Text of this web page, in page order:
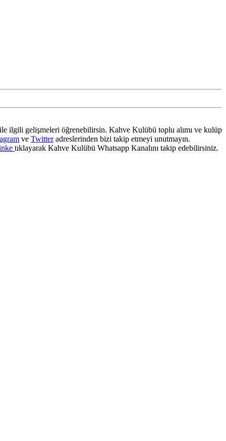
ile ilgili gelişmeleri öğrenebilirsin. Kahve Kulübü toplu alımı ve kulüp
ve Twitteradreslerinden bizi takip etmeyi unutmayın.
tıklayarak Kahve Kulübü Whatsapp Kanalını takip edebilirsiniz.